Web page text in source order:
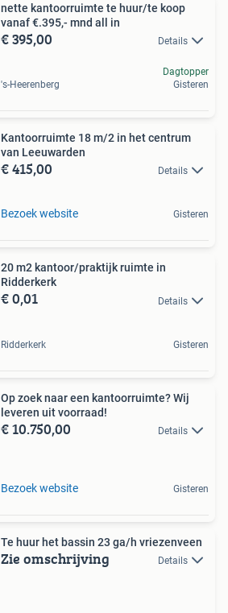
nette kantoorruimte te huur/te koop
vanaf €.395,- mnd all in
€ 395,00 Details
's-Heerenberg
Dagtopper
Gisteren
Kantoorruimte 18 m/2 in het centrum
van Leeuwarden
€ 415,00 Details
Bezoek website Gisteren
20 m2 kantoor/praktijk ruimte in
Ridderkerk
€ 0,01 Details
Ridderkerk Gisteren
Op zoek naar een kantoorruimte? Wij
leveren uit voorraad!
€ 10.750,00 Details
Bezoek website Gisteren
Te huur het bassin 23 ga/h vriezenveen
Zie omschrijving Details